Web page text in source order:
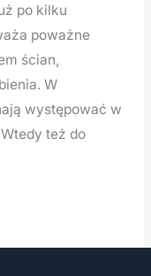
po kilku
poważne
ścian,
W
występować w
też do